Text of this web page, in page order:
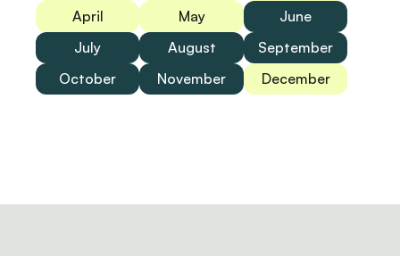
April
May
June
July
August
September
October
November December